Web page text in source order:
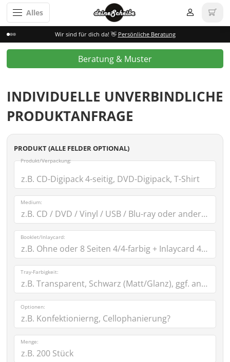
Alles
Wir sind für dich da! 👋 Persönliche Beratung
Beratung & Muster
INDIVIDUELLE UNVERBINDLICHE
PRODUKTANFRAGE
PRODUKT (ALLE FELDER OPTIONAL)
Produkt/Verpackung:
Medium:
Booklet/Inlaycard:
Tray-Farbigkeit:
Optionen:
Menge: